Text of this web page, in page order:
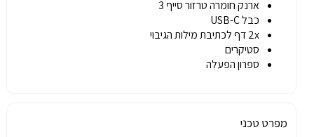
ארנק חומרה טרזור סייף 3
כבל USB-C
2x דף לכתיבת מילות הגיבוי
סטיקרים
ספרון הפעלה
מפרט טכני